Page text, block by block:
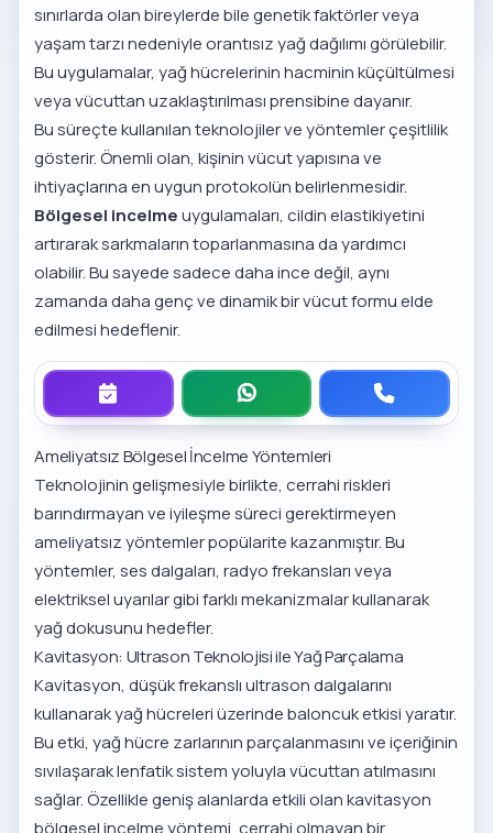
sınırlarda olan bireylerde bile genetik faktörler veya
yaşam tarzı nedeniyle orantısız yağ dağılımı görülebilir.
Bu uygulamalar, yağ hücrelerinin hacminin küçültülmesi
veya vücuttan uzaklaştırılması prensibine dayanır.
Bu süreçte kullanılan teknolojiler ve yöntemler çeşitlilik
gösterir. Önemli olan, kişinin vücut yapısına ve
ihtiyaçlarına en uygun protokolün belirlenmesidir.
Bölgesel incelmeuygulamaları, cildin elastikiyetini
artırarak sarkmaların toparlanmasına da yardımcı
olabilir. Bu sayede sadece daha ince değil, aynı
zamanda daha genç ve dinamik bir vücut formu elde
edilmesi hedeflenir.
Ameliyatsız Bölgesel İncelme Yöntemleri
Teknolojinin gelişmesiyle birlikte, cerrahi riskleri
barındırmayan ve iyileşme süreci gerektirmeyen
ameliyatsız yöntemler popülarite kazanmıştır. Bu
yöntemler, ses dalgaları, radyo frekansları veya
elektriksel uyarılar gibi farklı mekanizmalar kullanarak
yağ dokusunu hedefler.
Kavitasyon: Ultrason Teknolojisi ile Yağ Parçalama
Kavitasyon, düşük frekanslı ultrason dalgalarını
kullanarak yağ hücreleri üzerinde baloncuk etkisi yaratır.
Bu etki, yağ hücre zarlarının parçalanmasını ve içeriğinin
sıvılaşarak lenfatik sistem yoluyla vücuttan atılmasını
sağlar. Özellikle geniş alanlarda etkili olankavitasyon
bölgesel incelme yöntemi , cerrahi olmayan bir